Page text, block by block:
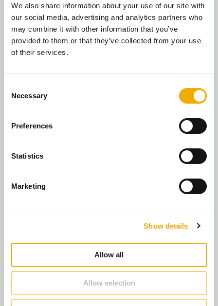
We also share information about your use of our site with
our social media, advertising and analytics partners who
may combine it with other information that you’ve
provided to them or that they’ve collected from your use
of their services.
Necessary
Preferences
Statistics
Marketing
Show details
Allow all
Allow selection
Príprava ponuky "one-stop shop
Návrh priemeru prieduchov podľa STN EN